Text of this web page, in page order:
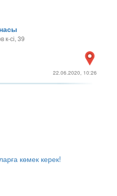
к-сі, 39
22.06.2020, 10:26
көмек керек!